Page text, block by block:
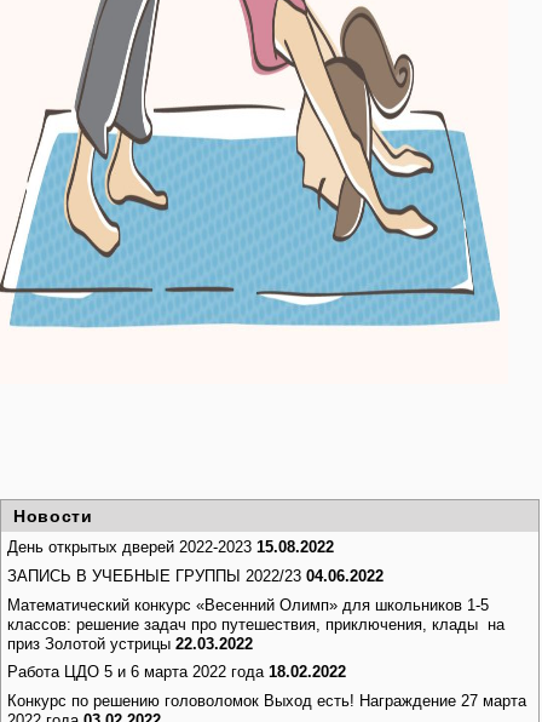
Новости
День открытых дверей 2022-2023 15.08.2022
ЗАПИСЬ В УЧЕБНЫЕ ГРУППЫ 2022/23 04.06.2022
Математический конкурс «Весенний Олимп» для школьников 1-5
классов: решение задач про путешествия, приключения, клады на
приз Золотой устрицы 22.03.2022
Работа ЦДО 5 и 6 марта 2022 года 18.02.2022
Конкурс по решению головоломок Выход есть! Награждение 27 марта